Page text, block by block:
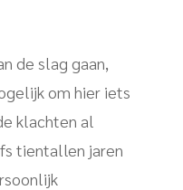
de slag gaan,
om hier iets
klachten al
tientallen jaren